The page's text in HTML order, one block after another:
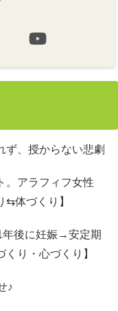
ず、授からない悲劇
。アラフィフ女性
⇆体づくり】
年後に妊娠→安定期
り・心づくり】
♪